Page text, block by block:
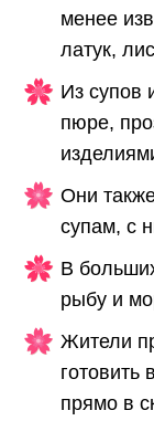
менее
латук,
Из супов
пюре,
Они
супам, с
В
рыбу и
Жители
готовить
прямо в